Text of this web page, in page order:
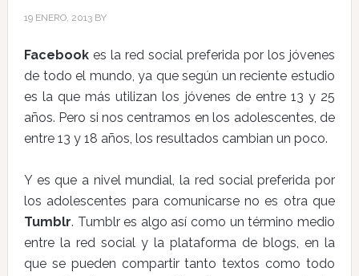
19 ENERO, 2013BY
Facebookes la red social preferida por los jóvenes
de todo el mundo, ya que según un reciente estudio
es la que más utilizan los jóvenes de entre 13 y 25
años. Pero si nos centramos en los adolescentes, de
entre 13 y 18 años, los resultados cambian un poco.
Y es que a nivel mundial, la red social preferida por
los adolescentes para comunicarse no es otra que
Tumblr. Tumblr es algo así como un término medio
entre la red social y la plataforma de blogs, en la
que se pueden compartir tanto textos como todo